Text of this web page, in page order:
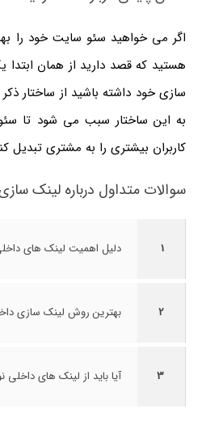
اگر می خواهید سئو سایت خود را
هستید که قصد دارید از همان ابتدا
سازی خود داشته باشید از ساختار ذکر
به این ساختار سبب می شود تا سئو
کاربران بیشتری را به مشتری تبدیل
سوالات متداول درباره لینک
دلیل اهمیت لینک های
2 بهترین روش لینک سازی
3 آیا باید از لینک های داخلی